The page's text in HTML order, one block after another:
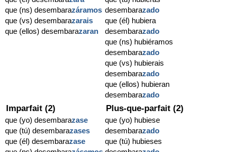
que (ns) desembarazáramos
que (vs) desembarazarais
que (ellos) desembarazaran
desembarazado
que (él) hubiera
desembarazado
que (ns) hubiéramos
desembarazado
que (vs) hubierais
desembarazado
que (ellos) hubieran
desembarazado
Imparfait (2)
que (yo) desembarazase
que (tú) desembarazases
que (él) desembarazase
Plus-que-parfait (2)
que (yo) hubiese
desembarazado
que (tú) hubieses